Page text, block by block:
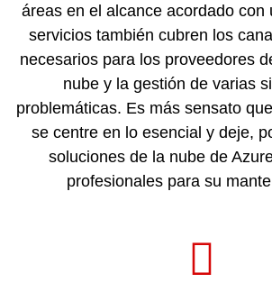
áreas en el alcance acordado con
servicios también cubren los
necesarios para los proveedores
nube y la gestión de varias
problemáticas. Es más sensato
se centre en lo esencial y deje,
soluciones de la nube de
profesionales para su